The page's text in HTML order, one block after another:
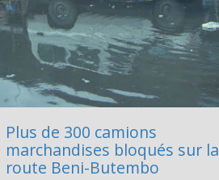
Plus de 300 camions
marchandises bloqués sur la
route Beni-Butembo